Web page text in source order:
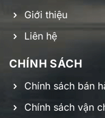
Giới thiệu
Liên hệ
CHÍNH SÁCH
Chính sách bán
Chính sách vận